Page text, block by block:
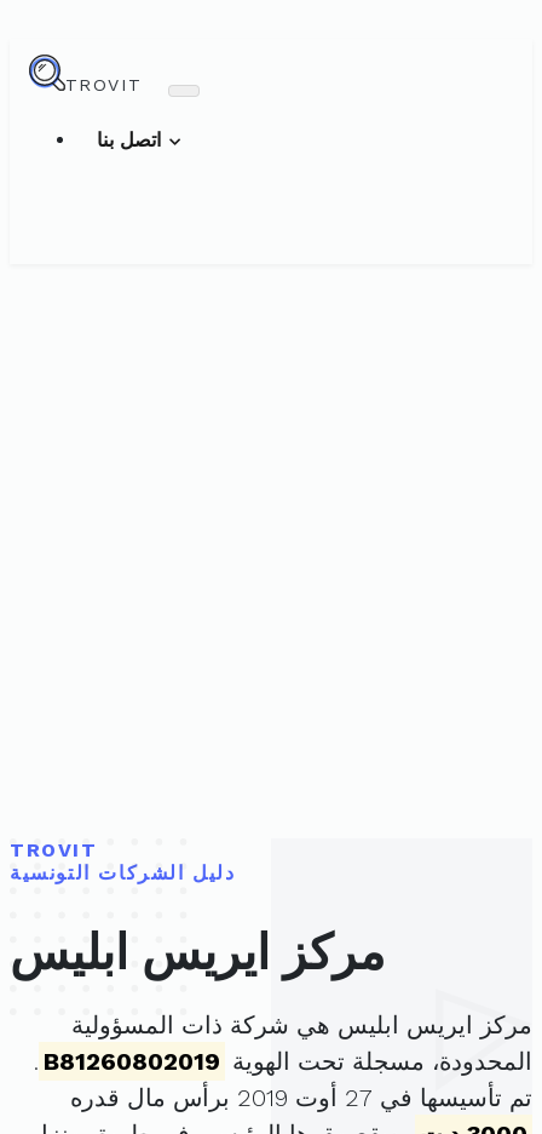
TROVIT
TROVIT
دليل الشركات التونسية
مركز ايريس ابليس
مركز ايريس ابليس هي شركة ذات المسؤولية
المحدودة، مسجلة تحت الهوية B81260802019
.
تم تأسيسها في 27 أوت 2019 برأس مال قدره